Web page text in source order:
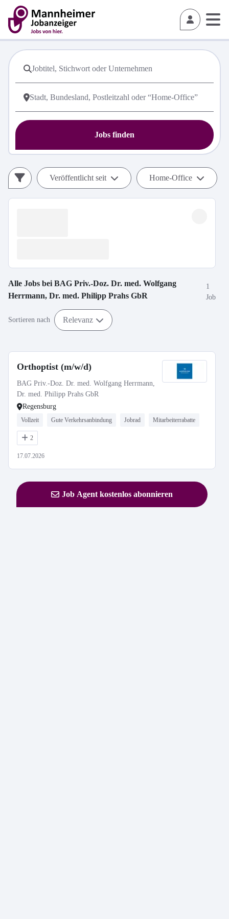
Jobs finden
Veröffentlicht seit Home-Office
Alle Jobs bei BAG Priv.-Doz. Dr. med. Wolfgang
Herrmann, Dr. med. Philipp Prahs GbR
1
Job
Sortieren nach Relevanz
Orthoptist (m/w/d)
BAG Priv.-Doz. Dr. med. Wolfgang Herrmann,
Dr. med. Philipp Prahs GbR
Regensburg
Vollzeit Gute Verkehrsanbindung Jobrad Mitarbeiterrabatte
2
17.07.2026
Job Agent kostenlos abonnieren